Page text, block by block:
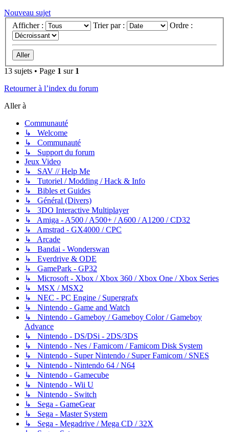
Nouveau sujet
Afficher :
Trier par : Ordre :
13 sujets • Page 1 sur 1
Retourner à l’index du forum
Aller à
Communauté
↳ Welcome
↳ Communauté
↳ Support du forum
Jeux Video
↳ SAV // Help Me
↳ Tutoriel / Modding / Hack & Info
↳ Bibles et Guides
↳ Général (Divers)
↳ 3DO Interactive Multiplayer
↳ Amiga - A500 / A500+ / A600 / A1200 / CD32
↳ Amstrad - GX4000 / CPC
↳ Arcade
↳ Bandai - Wonderswan
↳ Everdrive & ODE
↳ GamePark - GP32
↳ Microsoft - Xbox / Xbox 360 / Xbox One / Xbox Series
↳ MSX / MSX2
↳ NEC - PC Engine / Supergrafx
↳ Nintendo - Game and Watch
↳ Nintendo - Gameboy / Gameboy Color / Gameboy
Advance
↳ Nintendo - DS/DSi - 2DS/3DS
↳ Nintendo - Nes / Famicom / Famicom Disk System
↳ Nintendo - Super Nintendo / Super Famicom / SNES
↳ Nintendo - Nintendo 64 / N64
↳ Nintendo - Gamecube
↳ Nintendo - Wii U
↳ Nintendo - Switch
↳ Sega - GameGear
↳ Sega - Master System
↳ Sega - Megadrive / Mega CD / 32X